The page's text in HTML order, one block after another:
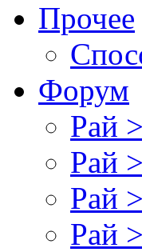
Прочее
Форум
Рай
Рай
Рай
Рай